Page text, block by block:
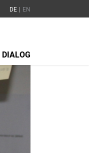
DIALOG